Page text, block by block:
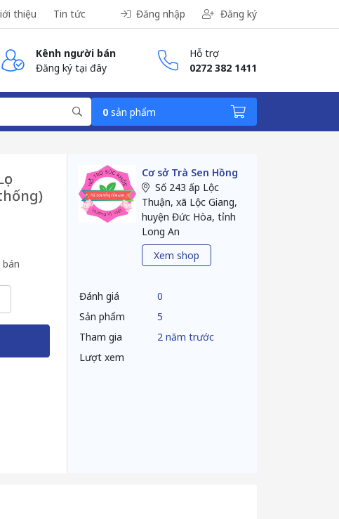
thiệu Tin tức Đăng nhập Đăng ký
Kênh người bán
Đăng ký tại đây
Hỗ trợ
0272 382 1411
0 sản phẩm
Cơ sở Trà Sen Hồng
Số 243 ấp Lộc
Thuận, xã Lộc Giang,
huyện Đức Hòa, tỉnh
Long An
Xem shop
Đánh giá
0
Sản phẩm
5
Tham gia
2 năm trước
Lượt xem